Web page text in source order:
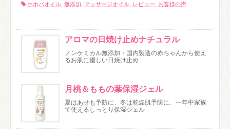
ホホバオイル 無添加 マッサージオイル レビュー お客様の声
アロマの日焼け止めナチュラル
ノンケミカル無添加・国内製造の赤ちゃんから使え
るお肌に優しい日焼け止め
月桃＆ももの葉保湿ジェル
夏はあせも予防に、冬は乾燥肌予防に、一年中家族
で使えるしっとり保湿ジェル